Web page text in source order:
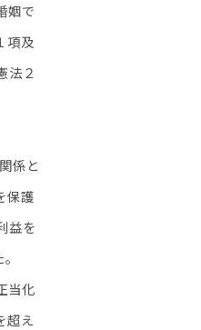
姻で
項及
法２
係と
保護
益を
当化
超え